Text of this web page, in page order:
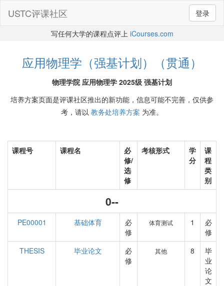
登录
USTC评课社区
写任何大学的课程点评上 iCourses.com
应用物理学（强基计划）（贯通）
物理学院 应用物理学 2025级 强基计划
培养方案页面是评课社区推出的新功能，信息可能不完善，仅供参
考，请以 教务处培养方案 为准。
课程号 课程名
必
修/
选
修
考核形式
学
分
课
程
类
别
0--
PE00001 基础体育
必
修
体育测试 1
必
修
THESIS
毕业论文
必
修
其他 8
毕
业
论
文